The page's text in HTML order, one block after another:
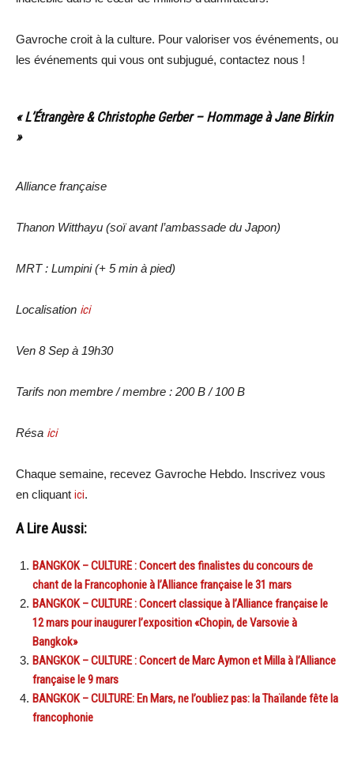
Gavroche croit à la culture. Pour valoriser vos événements, ou
les événements qui vous ont subjugué, contactez nous !
« L’Étrangère & Christophe Gerber – Hommage à Jane Birkin
»
Alliance française
Thanon Witthayu (soï avant l’ambassade du Japon)
MRT : Lumpini (+ 5 min à pied)
Localisation ici
Ven 8 Sep à 19h30
Tarifs non membre / membre : 200 B / 100 B
Résa ici
Chaque semaine, recevez Gavroche Hebdo. Inscrivez vous
en cliquant ici.
A Lire Aussi:
BANGKOK – CULTURE : Concert des finalistes du concours de
chant de la Francophonie à l’Alliance française le 31 mars
BANGKOK – CULTURE : Concert classique à l’Alliance française le
12 mars pour inaugurer l’exposition «Chopin, de Varsovie à
Bangkok»
BANGKOK – CULTURE : Concert de Marc Aymon et Milla à l’Alliance
française le 9 mars
BANGKOK – CULTURE: En Mars, ne l’oubliez pas: la Thaïlande fête la
francophonie